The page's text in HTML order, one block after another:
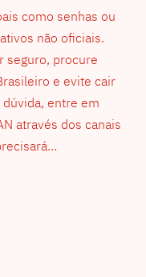
como senhas ou
não oficiais.
seguro, procure
e evite cair
entre em
através dos canais